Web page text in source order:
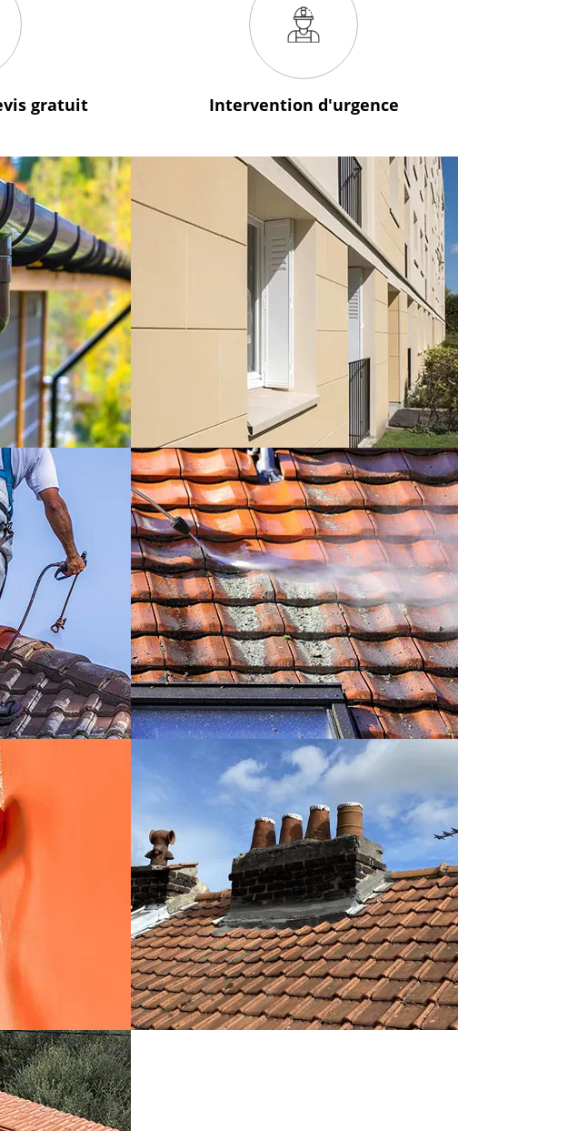
gratuit Intervention d'urgence